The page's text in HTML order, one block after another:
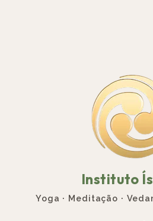
Instituto
Yoga · Meditação ·